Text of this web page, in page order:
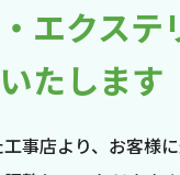
エクステ
たします
事店より、お客様